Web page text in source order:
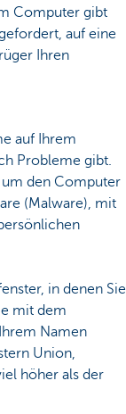
Computer gibt
auf eine
Ihren
auf Ihrem
Probleme gibt.
um den Computer
(Malware), mit
in denen Sie
mit dem
Namen
Union,
höher als der